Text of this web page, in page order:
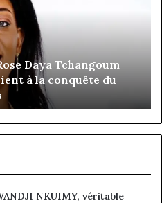
Daya Tchangoum
à la conquête du
NKUIMY, véritable